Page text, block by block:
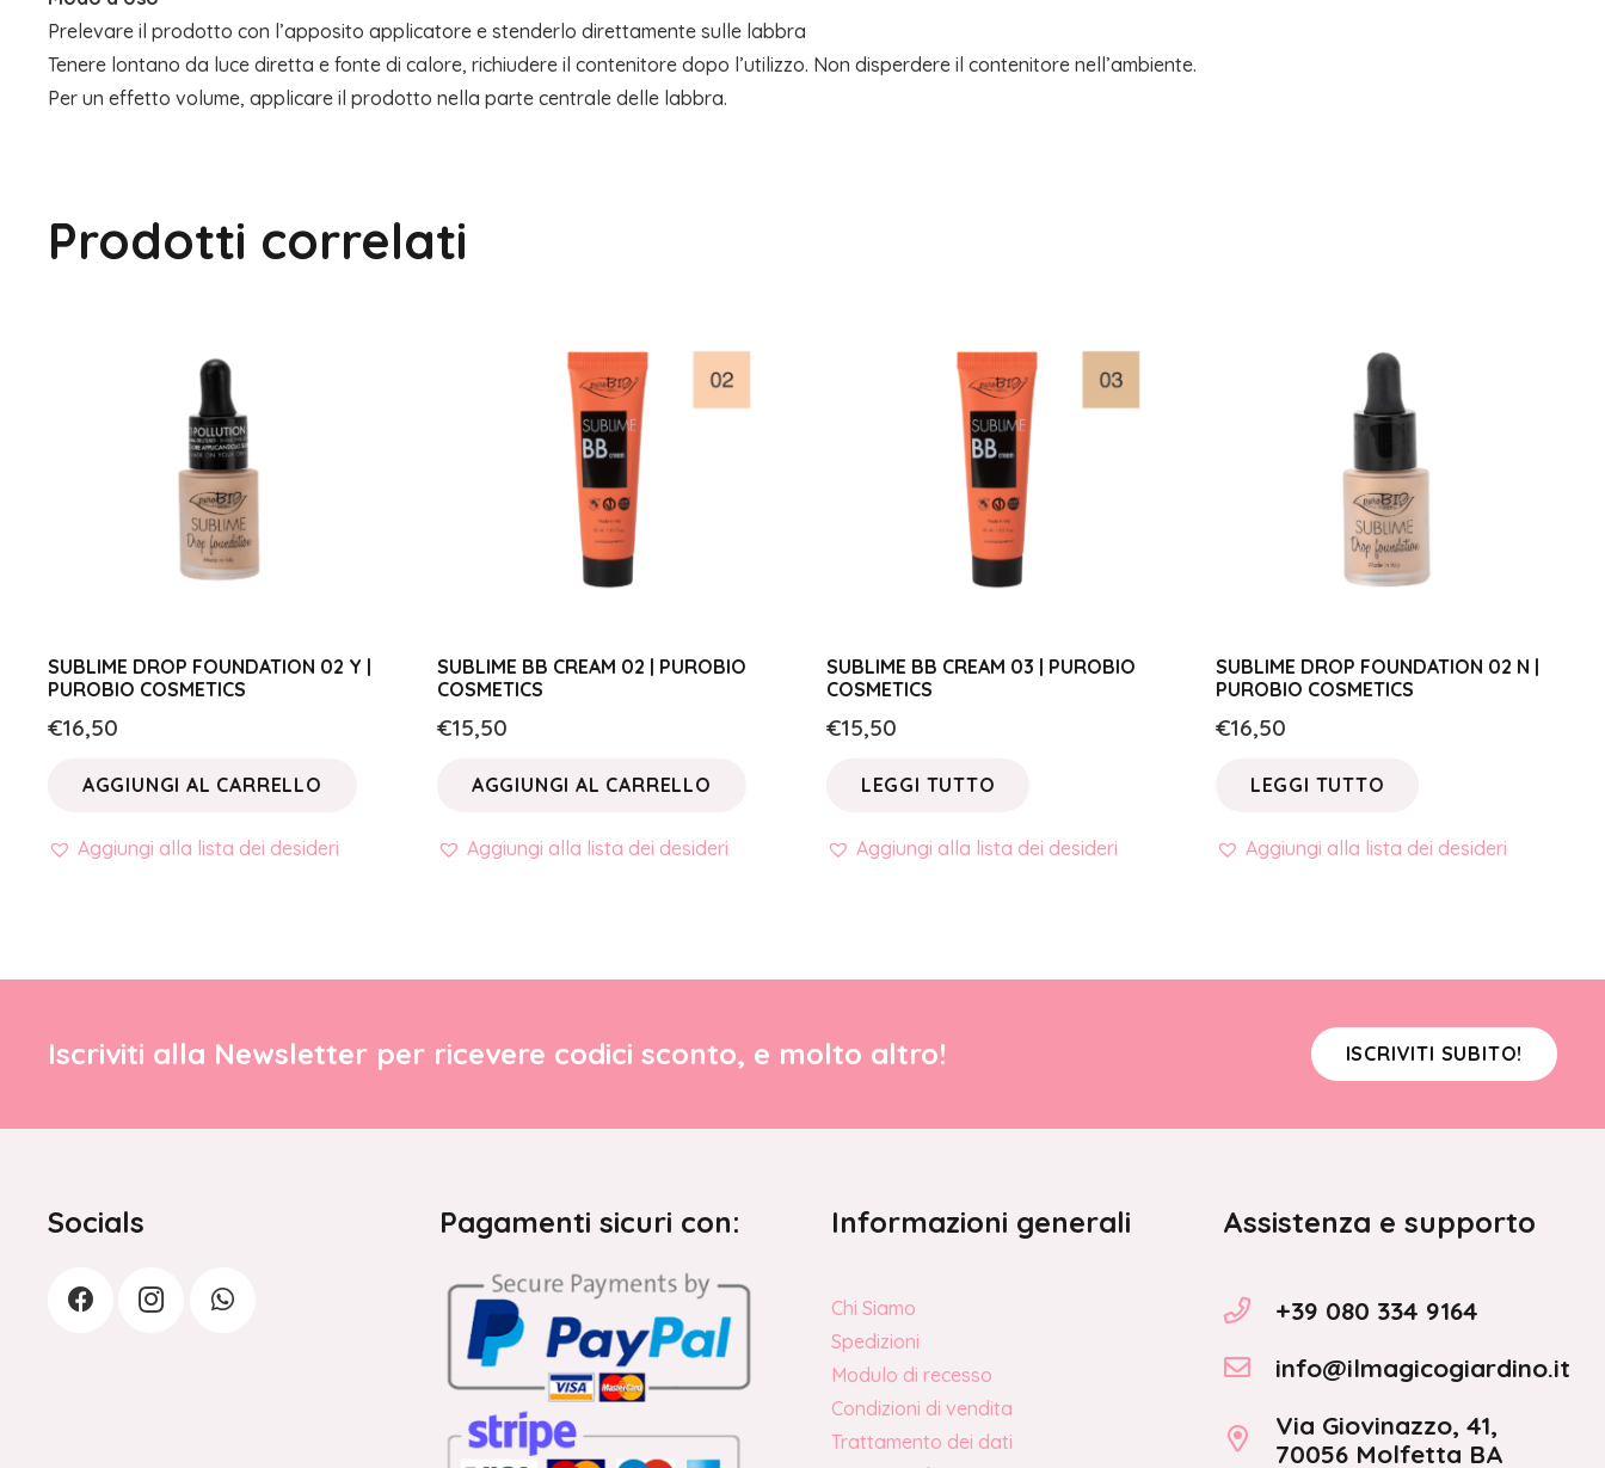
Prelevare il prodotto con l’apposito applicatore e stenderlo direttamente sulle labbra
Tenere lontano da luce diretta e fonte di calore, richiudere il contenitore dopo l’utilizzo. Non disperdere il contenitore nell’ambiente.
Per un effetto volume, applicare il prodotto nella parte centrale delle labbra.
Prodotti correlati
SUBLIME DROP FOUNDATION 02 Y |
PUROBIO COSMETICS
€16,50
AGGIUNGI AL CARRELLO
Aggiungi alla lista dei desideri
SUBLIME BB CREAM 02 | PUROBIO
COSMETICS
€15,50
AGGIUNGI AL CARRELLO
Aggiungi alla lista dei desideri
SUBLIME BB CREAM 03 | PUROBIO
COSMETICS
€15,50
LEGGI TUTTO
Aggiungi alla lista dei desideri
SUBLIME DROP FOUNDATION 02 N |
PUROBIO COSMETICS
€16,50
LEGGI TUTTO
Aggiungi alla lista dei desideri
Iscriviti alla Newsletter per ricevere codici sconto, e molto altro! ISCRIVITI SUBITO!
Socials Pagamenti sicuri con: Informazioni generali
Chi Siamo
Spedizioni
Modulo di recesso
Condizioni di vendita
Trattamento dei dati
Assistenza e supporto
+39 080 334 9164
info@ilmagicogiardino.it
Via Giovinazzo, 41,
70056 Molfetta BA